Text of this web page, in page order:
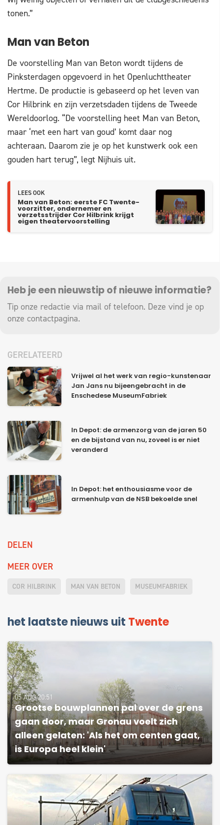
tonen.”
Man van Beton
De voorstelling Man van Beton wordt tijdens de
Pinksterdagen opgevoerd in het Openluchttheater
Hertme. De productie is gebaseerd op het leven van
Cor Hilbrink en zijn verzetsdaden tijdens de Tweede
Wereldoorlog. “De voorstelling heet Man van Beton,
maar ‘met een hart van goud’ komt daar nog
achteraan. Daarom zie je op het kunstwerk ook een
gouden hart terug”, legt Nijhuis uit.
LEES OOK
Man van Beton: eerste FC Twente-
voorzitter, ondernemer en
verzetsstrijder Cor Hilbrink krijgt
eigen theatervoorstelling
Heb je een nieuwstip of nieuwe informatie?
Tip onze redactie via mail of telefoon. Deze vind je op
onze contactpagina.
GERELATEERD
Vrijwel al het werk van regio-kunstenaar
Jan Jans nu bijeengebracht in de
Enschedese MuseumFabriek
In Depot: de armenzorg van de jaren 50
en de bijstand van nu, zoveel is er niet
veranderd
In Depot: het enthousiasme voor de
armenhulp van de NSB bekoelde snel
DELEN
MEER OVER
COR HILBRINK MAN VAN BETON MUSEUMFABRIEK
het laatste nieuws uit Twente
05 AUG 20:51
Grootse bouwplannen pal over de grens
gaan door, maar Gronau voelt zich
alleen gelaten: 'Als het om centen gaat,
is Europa heel klein'